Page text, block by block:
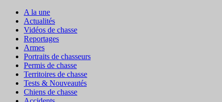
A la une
Actualités
Vidéos de chasse
Reportages
Armes
Portraits de chasseurs
Permis de chasse
Territoires de chasse
Tests & Nouveautés
Chiens de chasse